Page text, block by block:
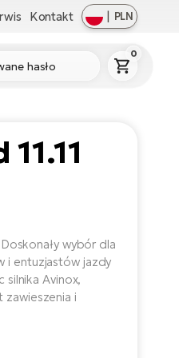
Kontakt | PLN
0
wybór dla
i entuzjastów jazdy
Avinox,
i